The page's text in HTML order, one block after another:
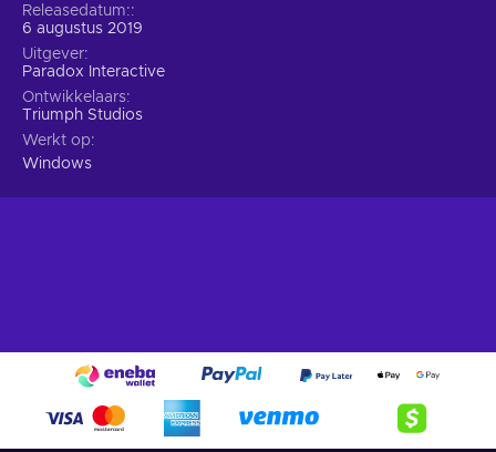
Releasedatum:
6 augustus 2019
Uitgever
Paradox Interactive
Ontwikkelaars
Triumph Studios
Werkt op
Windows